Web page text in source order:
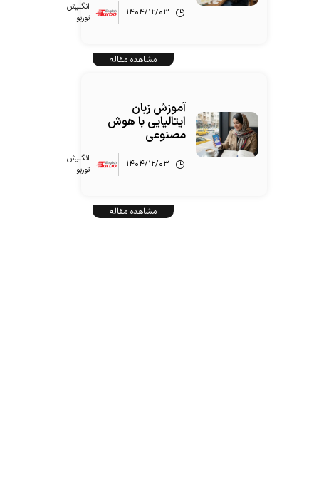
۱۴۰۴/۱۲/۰۳
انگلیش‌
توربو
مشاهده مقاله
آموزش زبان
ایتالیایی با هوش
مصنوعی
۱۴۰۴/۱۲/۰۳
انگلیش‌
توربو
مشاهده مقاله